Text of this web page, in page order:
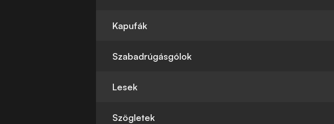
Kapufák
Szabadrúgásgólok
Lesek
Szögletek